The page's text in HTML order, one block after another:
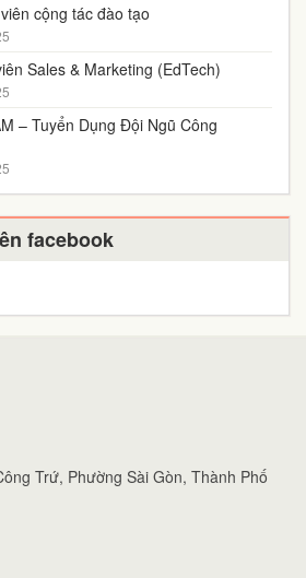
cộng tác đào tạo
Sales & Marketing (EdTech)
– Tuyển Dụng Đội Ngũ Công
facebook
Trứ, Phường Sài Gòn, Thành Phố